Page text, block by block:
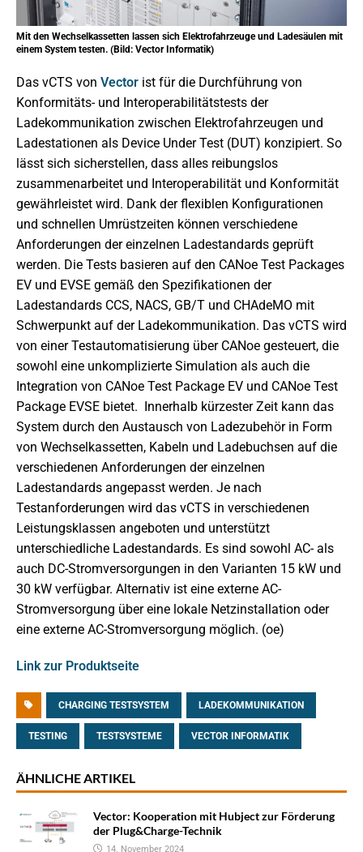
Mit den Wechselkassetten lassen sich Elektrofahrzeuge und Ladesäulen mit
einem System testen. (Bild: Vector Informatik)
Das vCTS von Vector ist für die Durchführung von
Konformitäts- und Interoperabilitätstests der
Ladekommunikation zwischen Elektrofahrzeugen und
Ladestationen als Device Under Test (DUT) konzipiert. So
lässt sich sicherstellen, dass alles reibungslos
zusammenarbeitet und Interoperabilität und Konformität
gewährleistet wird. Dank der flexiblen Konfigurationen
und schnellen Umrüstzeiten können verschiedene
Anforderungen der einzelnen Ladestandards geprüft
werden. Die Tests basieren auf den CANoe Test Packages
EV und EVSE gemäß den Spezifikationen der
Ladestandards CCS, NACS, GB/T und CHAdeMO mit
Schwerpunkt auf der Ladekommunikation. Das vCTS wird
von einer Testautomatisierung über CANoe gesteuert, die
sowohl eine unkomplizierte Simulation als auch die
Integration von CANoe Test Package EV und CANoe Test
Package EVSE bietet. Innerhalb kürzester Zeit kann das
System durch den Austausch von Ladezubehör in Form
von Wechselkassetten, Kabeln und Ladebuchsen auf die
verschiedenen Anforderungen der einzelnen
Ladestandards angepasst werden. Je nach
Testanforderungen wird das vCTS in verschiedenen
Leistungsklassen angeboten und unterstützt
unterschiedliche Ladestandards. Es sind sowohl AC- als
auch DC-Stromversorgungen in den Varianten 15 kW und
30 kW verfügbar. Alternativ ist eine externe AC-
Stromversorgung über eine lokale Netzinstallation oder
eine externe AC-Stromversorgung möglich. (oe)
Link zur Produktseite
CHARGING TESTSYSTEM LADEKOMMUNIKATION
TESTING TESTSYSTEME VECTOR INFORMATIK
ÄHNLICHE ARTIKEL
Vector: Kooperation mit Hubject zur Förderung
der Plug&Charge-Technik
14. November 2024